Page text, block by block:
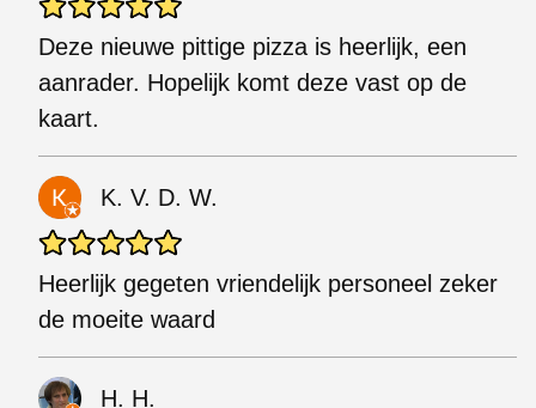
Deze nieuwe pittige pizza is heerlijk, een
aanrader. Hopelijk komt deze vast op de
kaart.
K. V. D. W.
Heerlijk gegeten vriendelijk personeel zeker
de moeite waard
H. H.